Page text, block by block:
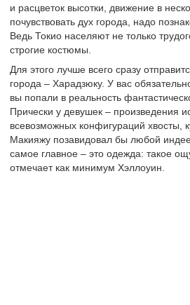
и расцветок высотки, движение в
почувствовать дух города, надо
Ведь Токио населяют не только
строгие костюмы.
Для этого лучше всего сразу
города – Харадзюку. У вас
вы попали в реальность
Прически у девушек – произведения
всевозможных конфигураций хвосты,
Макияжу позавидовал бы любой
самое главное – это одежда: такое
отмечает как минимум Хэллоуин.